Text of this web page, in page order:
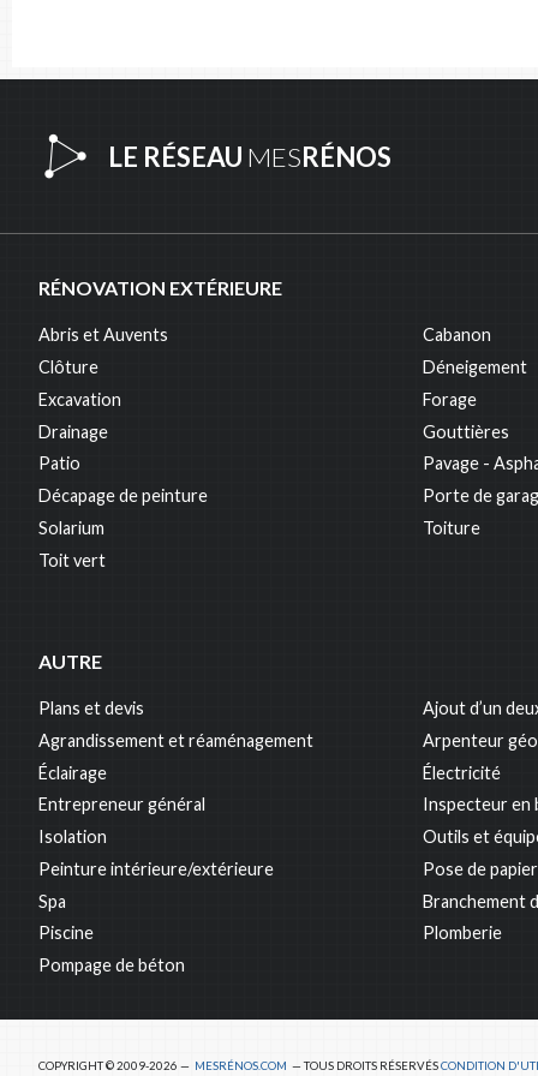
LE RÉSEAU MESRÉNOS
RÉNOVATION EXTÉRIEURE
Abris et Auvents
Cabanon
Clôture
Déneigement
Excavation
Forage
Drainage
Gouttières
Patio
Pavage -
Décapage de peinture
Porte de
Solarium
Toiture
Toit vert
AUTRE
Plans et devis
Ajout d’un
Agrandissement et réaménagement
Arpenteur
Éclairage
Électricité
Entrepreneur général
Inspecteur en
Isolation
Outils et
Peinture intérieure/extérieure
Pose de
Spa
Branchement
Piscine
Plomberie
Pompage de béton
COPYRIGHT © 2009-2026 — MESRÉNOS.COM — TOUS DROITS RÉSERVÉSCONDITION